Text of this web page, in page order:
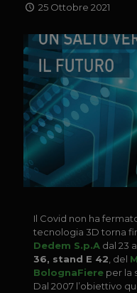
Assistenza
Contatti
Newsletter
25 Ottobre 2021
Il Covid non ha
tecnologia 3D torna
Dedem S.p.Adal 23
36, stand E 42 , del
BolognaFiereper la
Dal 2007 l’obiettivo